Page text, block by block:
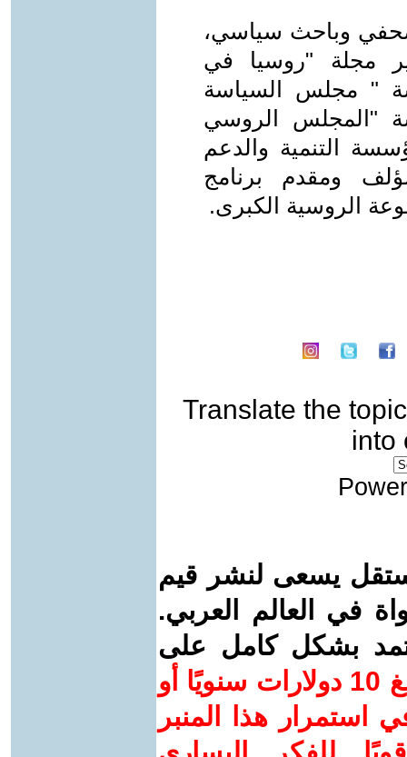
صحفي وباحث سياسي،
مجلة "روسيا في
" مجلس السياسة
"المجلس الروسي
التنمية والدعم
ومقدم برنامج
الروسية الكبرى.
Translate the topic
into
يسعى لنشر قيم
في العالم العربي.
بشكل كامل على
ساهم/ي معنا! بدعمكم بمبلغ 10 دولارات سنويًا أو
استمرار هذا المنبر